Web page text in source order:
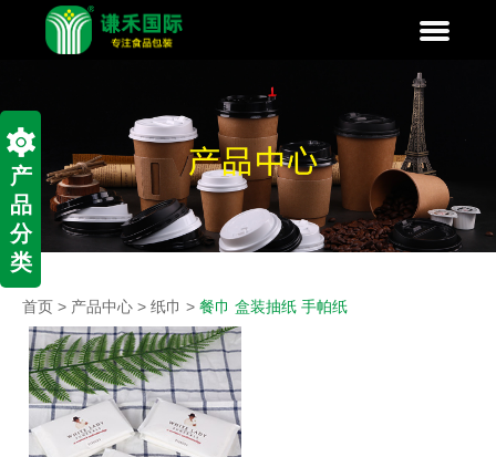
产
品
分
类
首页 > 产品中心 >纸巾 >餐巾 盒装抽纸 手帕纸